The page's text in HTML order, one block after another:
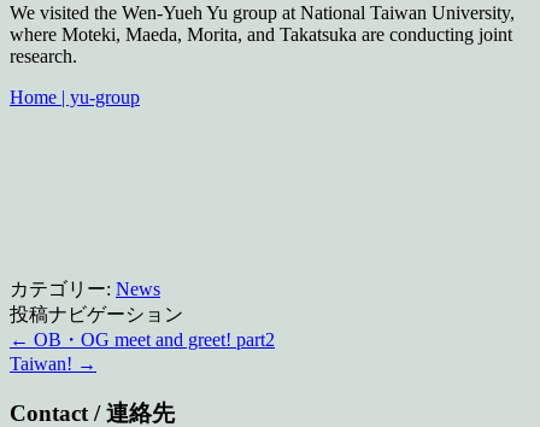
We visited the Wen-Yueh Yu group at National Taiwan University,
where Moteki, Maeda, Morita, and Takatsuka are conducting joint
research.
Home | yu-group
カテゴリー: News
投稿ナビゲーション
← OB・OG meet and greet! part2
Taiwan! →
Contact / 連絡先